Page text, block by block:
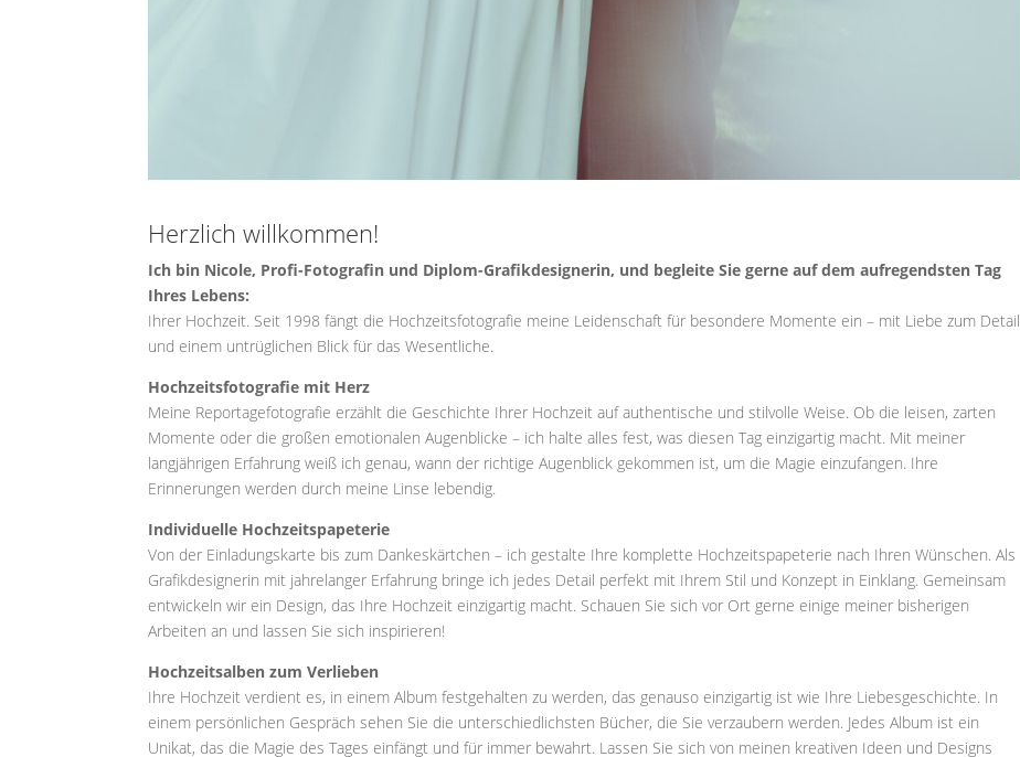
Herzlich willkommen!
Ich bin Nicole, Profi-Fotografin und Diplom-Grafikdesignerin, und begleite Sie gerne auf dem aufregendsten Tag
Ihres Lebens:
Ihrer Hochzeit. Seit 1998 fängt die Hochzeitsfotografie meine Leidenschaft für besondere Momente ein – mit Liebe zum Detail
und einem untrüglichen Blick für das Wesentliche.
Hochzeitsfotografie mit Herz
Meine Reportagefotografie erzählt die Geschichte Ihrer Hochzeit auf authentische und stilvolle Weise. Ob die leisen, zarten
Momente oder die großen emotionalen Augenblicke – ich halte alles fest, was diesen Tag einzigartig macht. Mit meiner
langjährigen Erfahrung weiß ich genau, wann der richtige Augenblick gekommen ist, um die Magie einzufangen. Ihre
Erinnerungen werden durch meine Linse lebendig.
Individuelle Hochzeitspapeterie
Von der Einladungskarte bis zum Dankeskärtchen – ich gestalte Ihre komplette Hochzeitspapeterie nach Ihren Wünschen. Als
Grafikdesignerin mit jahrelanger Erfahrung bringe ich jedes Detail perfekt mit Ihrem Stil und Konzept in Einklang. Gemeinsam
entwickeln wir ein Design, das Ihre Hochzeit einzigartig macht. Schauen Sie sich vor Ort gerne einige meiner bisherigen
Arbeiten an und lassen Sie sich inspirieren!
Hochzeitsalben zum Verlieben
Ihre Hochzeit verdient es, in einem Album festgehalten zu werden, das genauso einzigartig ist wie Ihre Liebesgeschichte. In
einem persönlichen Gespräch sehen Sie die unterschiedlichsten Bücher, die Sie verzaubern werden. Jedes Album ist ein
Unikat, das die Magie des Tages einfängt und für immer bewahrt. Lassen Sie sich von meinen kreativen Ideen und Designs